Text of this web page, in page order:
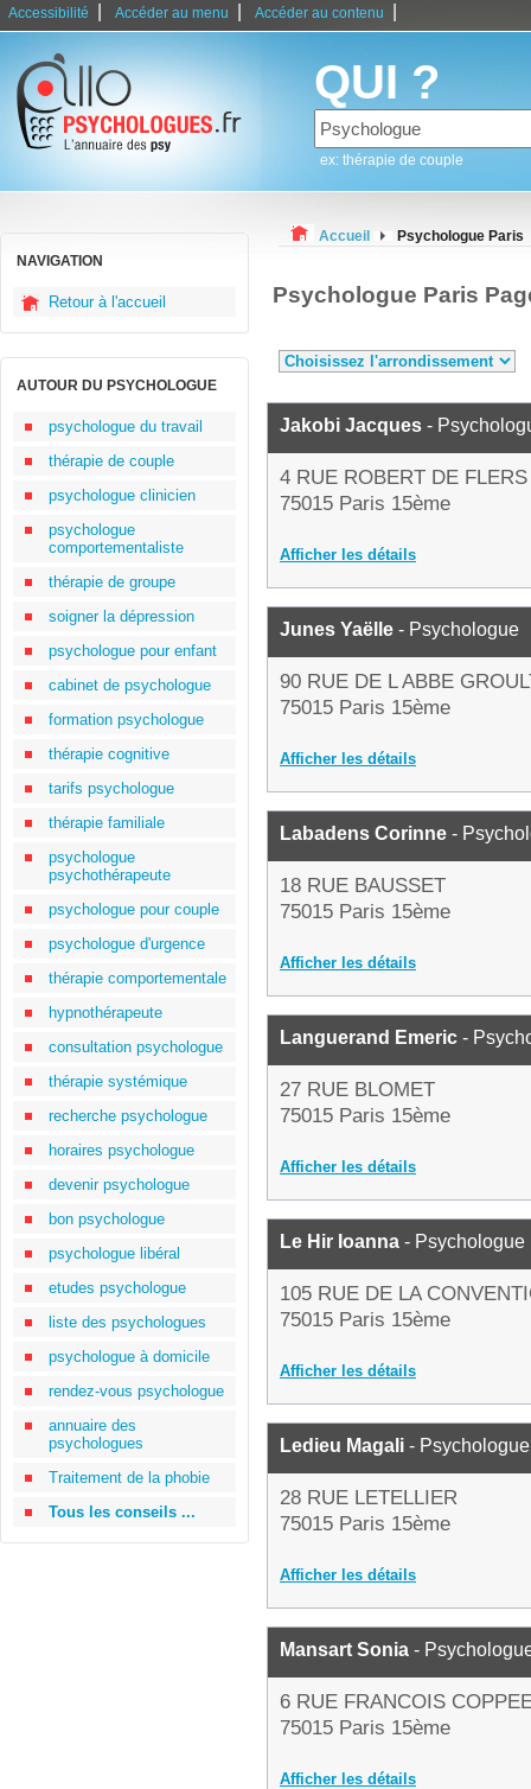
Accessibilité Accéder au menu Accéder au contenu
QUI ?
ex: thérapie de couple
NAVIGATION
Retour à l'accueil
AUTOUR DU PSYCHOLOGUE
psychologue du travail
thérapie de couple
psychologue clinicien
psychologue
comportementaliste
thérapie de groupe
soigner la dépression
psychologue pour enfant
cabinet de psychologue
formation psychologue
thérapie cognitive
tarifs psychologue
thérapie familiale
psychologue
psychothérapeute
psychologue pour couple
psychologue d'urgence
thérapie comportementale
hypnothérapeute
consultation psychologue
thérapie systémique
recherche psychologue
horaires psychologue
devenir psychologue
bon psychologue
psychologue libéral
etudes psychologue
liste des psychologues
psychologue à domicile
rendez-vous psychologue
annuaire des
psychologues
Traitement de la phobie
Tous les conseils ...
Accueil Psychologue Paris
Psychologue Paris
Jakobi Jacques -
4 RUE ROBERT DE FLERS
75015 Paris 15ème
Afficher les détails
Junes Yaëlle - Psychologue
90 RUE DE L ABBE
75015 Paris 15ème
Afficher les détails
Labadens Corinne -
18 RUE BAUSSET
75015 Paris 15ème
Afficher les détails
Languerand Emeric -
27 RUE BLOMET
75015 Paris 15ème
Afficher les détails
Le Hir Ioanna - Psychologue
105 RUE DE LA
75015 Paris 15ème
Afficher les détails
Ledieu Magali - Psychologue
28 RUE LETELLIER
75015 Paris 15ème
Afficher les détails
Mansart Sonia -
6 RUE FRANCOIS
75015 Paris 15ème
Afficher les détails